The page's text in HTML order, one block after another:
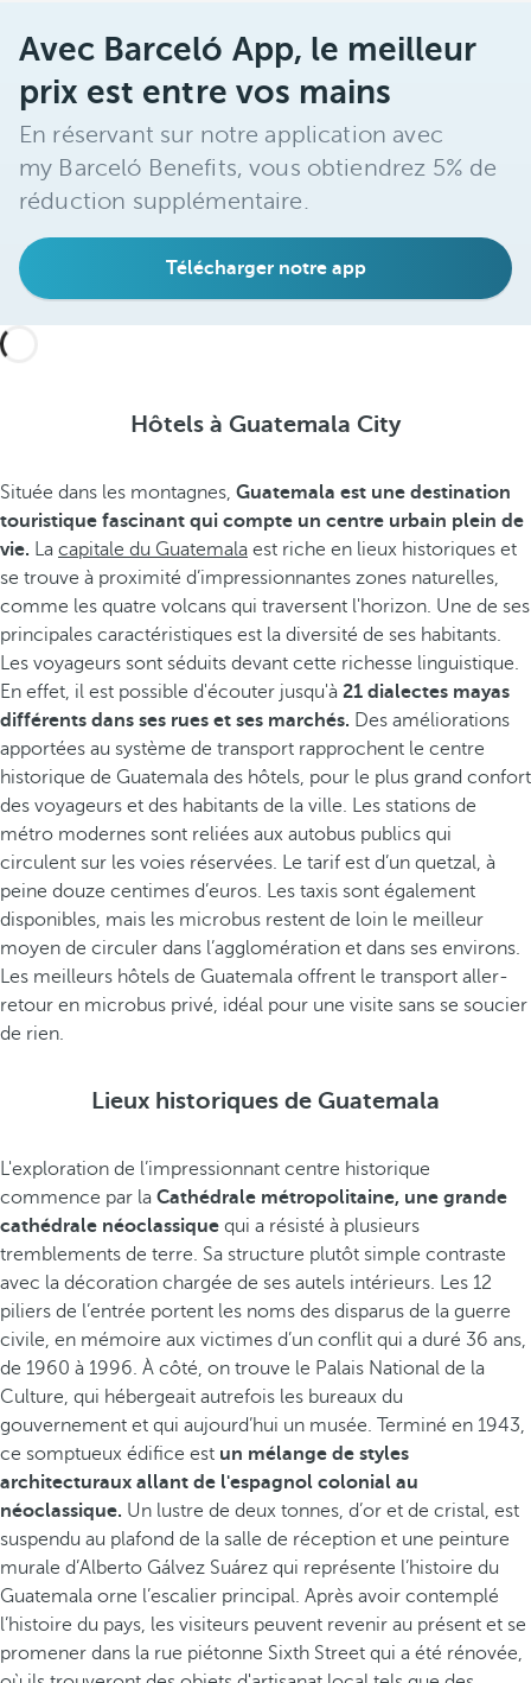
Avec Barceló App, le meilleur
prix est entre vos mains
En réservant sur notre application avec
my Barceló Benefits, vous obtiendrez 5% de
réduction supplémentaire.
Télécharger notre app
Hôtels à Guatemala City
Située dans les montagnes, Guatemala est une destination
touristique fascinant qui compte un centre urbain plein de
vie. La capitale du Guatemala est riche en lieux historiques et
se trouve à proximité d’impressionnantes zones naturelles,
comme les quatre volcans qui traversent l'horizon. Une de ses
principales caractéristiques est la diversité de ses habitants.
Les voyageurs sont séduits devant cette richesse linguistique.
En effet, il est possible d'écouter jusqu'à 21 dialectes mayas
différents dans ses rues et ses marchés. Des améliorations
apportées au système de transport rapprochent le centre
historique de Guatemala des hôtels, pour le plus grand confort
des voyageurs et des habitants de la ville. Les stations de
métro modernes sont reliées aux autobus publics qui
circulent sur les voies réservées. Le tarif est d’un quetzal, à
peine douze centimes d’euros. Les taxis sont également
disponibles, mais les microbus restent de loin le meilleur
moyen de circuler dans l’agglomération et dans ses environs.
Les meilleurs hôtels de Guatemala offrent le transport aller-
retour en microbus privé, idéal pour une visite sans se soucier
de rien.
Lieux historiques de Guatemala
L'exploration de l’impressionnant centre historique
commence par la Cathédrale métropolitaine, une grande
cathédrale néoclassique qui a résisté à plusieurs
tremblements de terre. Sa structure plutôt simple contraste
avec la décoration chargée de ses autels intérieurs. Les 12
piliers de l’entrée portent les noms des disparus de la guerre
civile, en mémoire aux victimes d’un conflit qui a duré 36 ans,
de 1960 à 1996. À côté, on trouve le Palais National de la
Culture, qui hébergeait autrefois les bureaux du
gouvernement et qui aujourd’hui un musée. Terminé en 1943,
ce somptueux édifice est un mélange de styles
architecturaux allant de l'espagnol colonial au
néoclassique. Un lustre de deux tonnes, d’or et de cristal, est
suspendu au plafond de la salle de réception et une peinture
murale d’Alberto Gálvez Suárez qui représente l’histoire du
Guatemala orne l’escalier principal. Après avoir contemplé
l’histoire du pays, les visiteurs peuvent revenir au présent et se
promener dans la rue piétonne Sixth Street qui a été rénovée,